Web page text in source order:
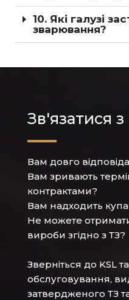
10. Які галузі
зварювання?
Зв'язатися
Вам довго
Вам зривають
контрактами?
Вам надходить
Не можете
вироби згідно з ТЗ?
Зверніться до KSL
обслуговування,
затвердженого ТЗ